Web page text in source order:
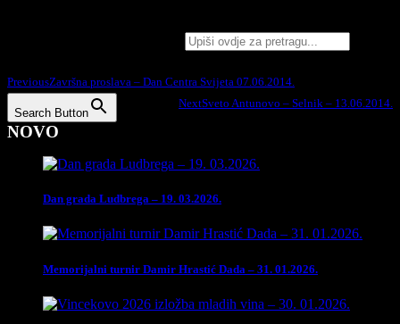
PreviousZavršna proslava – Dan Centra Svijeta 07.06.2014.
NextSveto Antunovo – Selnik – 13.06.2014.
Search Button
NOVO
Dan grada Ludbrega – 19. 03.2026.
Memorijalni turnir Damir Hrastić Dada – 31. 01.2026.